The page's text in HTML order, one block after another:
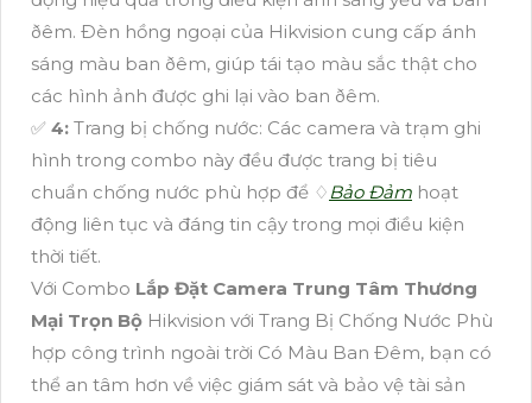
ðêm. Ðèn hồng ngoại của Hikvision cung cấp ánh
sáng màu ban ðêm, giúp tái tạo màu sắc thật cho
các hình ảnh được ghi lại vào ban ðêm.
️✅ 4: Trang bị chống nước: Các camera và trạm ghi
hình trong combo này đều được trang bị tiêu
chuẩn chống nước phù hợp để ♢Bảo Đảm hoạt
động liên tục và đáng tin cậy trong mọi điều kiện
thời tiết.
Với Combo Lắp Đặt Camera Trung Tâm Thương
Mại Trọn Bộ Hikvision với Trang Bị Chống Nước Phù
hợp công trình ngoài trời Có Màu Ban Ðêm, bạn có
thể an tâm hơn về việc giám sát và bảo vệ tài sản